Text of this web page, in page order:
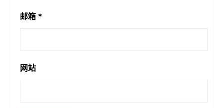
邮箱 *
网站